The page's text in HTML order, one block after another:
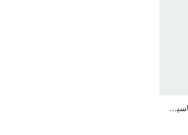
ج
وارب منتخب أوكرانيا الأساسية لعام 2026